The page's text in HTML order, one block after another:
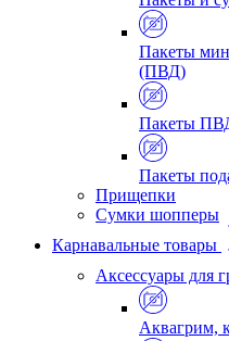
Пакеты
(ПВД)
Пакеты
Пакеты
Прищепки
Сумки шопперы
Карнавальные товары
Аксессуары для
Аквагрим,